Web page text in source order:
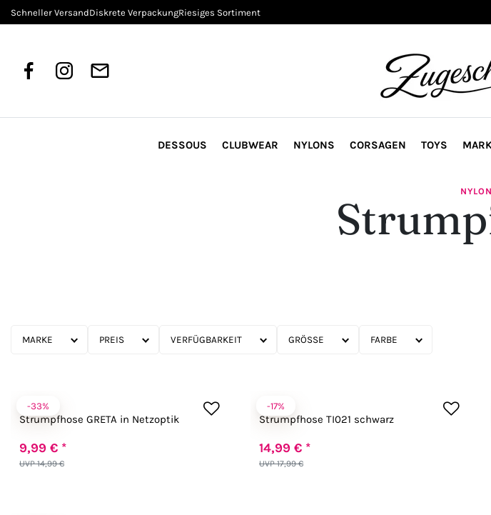
Schneller VersandDiskrete VerpackungRiesiges Sortiment
DESSOUS CLUBWEAR NYLONS CORSAGEN TOYS
MARKE PREIS VERFÜGBARKEIT GRÖSSE FARBE
-33%
Fiore
Strumpfhose GRETA in Netzoptik
UVP 14,99 €
9,99 € *
-17%
Passion
Strumpfhose TI021 schwarz
UVP 17,99 €
14,99 € *